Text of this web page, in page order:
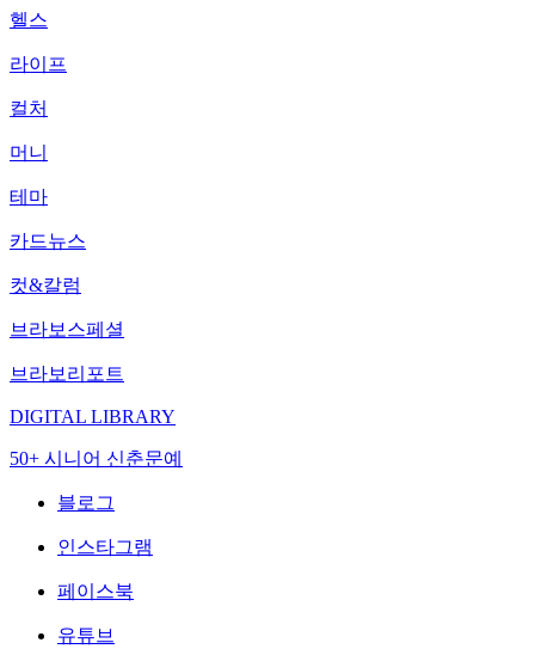
헬스
라이프
컬처
머니
테마
카드뉴스
컷&칼럼
브라보스페셜
브라보리포트
DIGITAL LIBRARY
50+ 시니어 신춘문예
블로그
인스타그램
페이스북
유튜브